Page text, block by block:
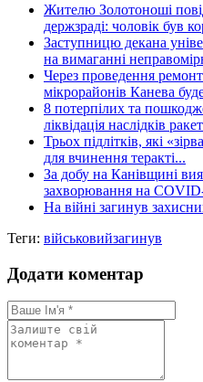
Жителю Золотоноші
держзраді: чоловік був
Заступницю декана
на вимаганні
Через проведення
мікрорайонів Канева
8 потерпілих та
ліквідація наслідків
Трьох підлітків, які
для вчинення теракті...
За добу на Канівщині
захворювання на
На війні загинув
Теги: військовийзагинув
Додати коментар